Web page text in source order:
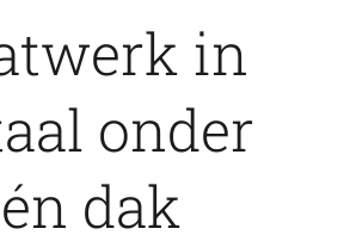
in
onder
dak